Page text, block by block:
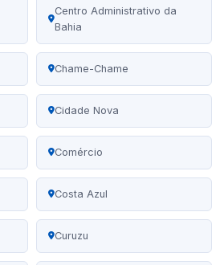
Centro Administrativo da
Bahia
Chame-Chame
Cidade Nova
Comércio
Costa Azul
Curuzu